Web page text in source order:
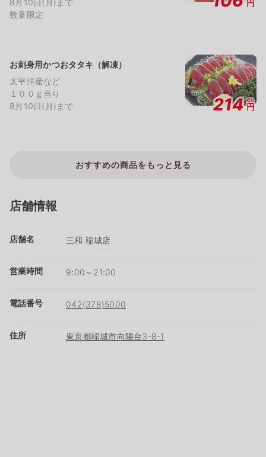
8月10日(月)まで
数量限定
円
お刺身用かつおタタキ（解凍）
太平洋産など
１００ｇ当り
8月10日(月)まで
214 税込
円
おすすめの商品をもっと見る
店舗情報
店舗名 三和 稲城店
営業時間 9:00～21:00
電話番号 042(378)5000
住所 東京都稲城市向陽台3-8-1